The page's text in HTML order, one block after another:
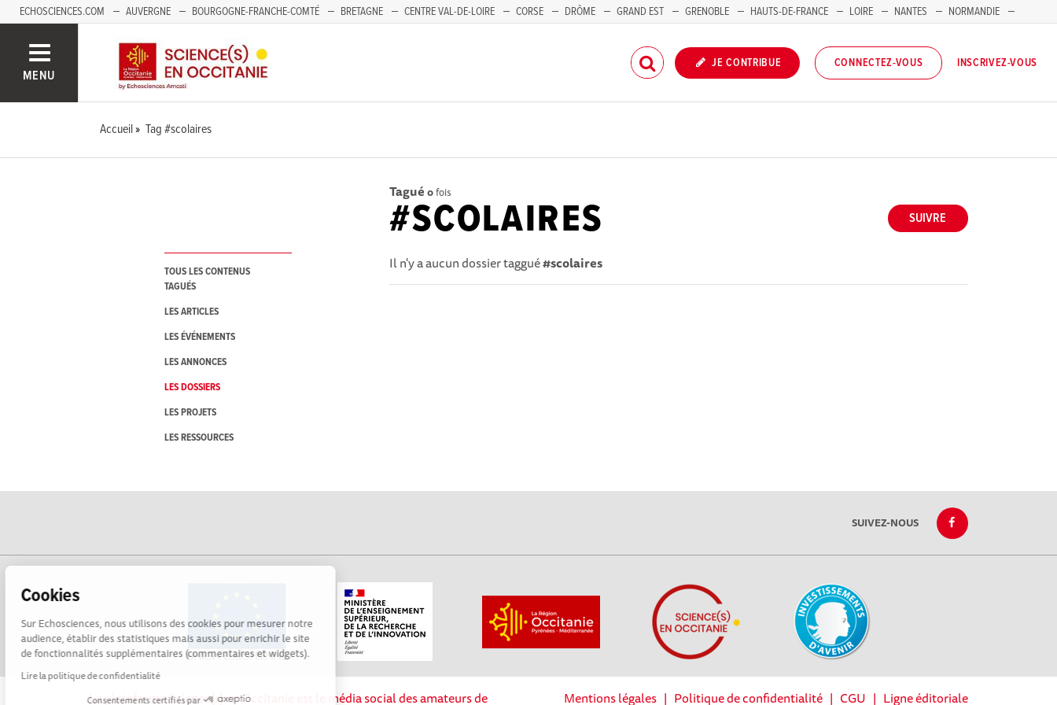
Cookies
Sur Echosciences, nous utilisons des cookies pour mesurer notre
audience, établir des statistiques mais aussi pour enrichir le site
de fonctionnalités supplémentaires (commentaires et widgets).
Lire la politique de confidentialité
Consentements certifiés par
ECHOSCIENCES.COM AUVERGNE BOURGOGNE-FRANCHE-COMTÉ BRETAGNE CENTRE VAL-DE-LOIRE CORSE DRÔME GRAND EST GRENOBLE HAUTS-DE-FRANCE LOIRE NANTES
NORMANDIE
MENU
JE CONTRIBUE CONNECTEZ-VOUS INSCRIVEZ-VOUS
Accueil Tag #scolaires
TOUS LES CONTENUS
TAGUÉS
LES ARTICLES
LES ÉVÉNEMENTS
LES ANNONCES
LES DOSSIERS
LES PROJETS
LES RESSOURCES
Tagué 0fois
SUIVRE
#SCOLAIRES
Il n'y a aucun dossier taggué#scolaires
SUIVEZ-NOUS
La plateforme Science(s) en Occitanie est le média social des amateurs de Mentions légales| Politique de confidentialité| CGU | Ligne éditoriale